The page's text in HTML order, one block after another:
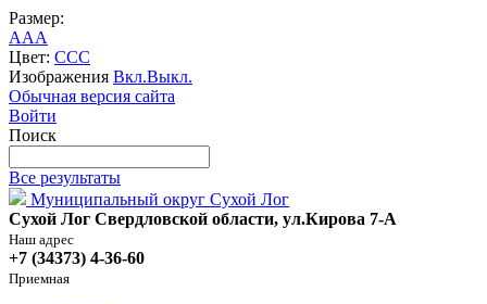
Размер:
AAA
Цвет: CCC
Изображения Вкл.Выкл.
Обычная версия сайта
Войти
Поиск
Все результаты
Муниципальный округ Сухой Лог
Сухой Лог Свердловской области, ул.Кирова 7-А
Наш адрес
+7 (34373) 4-36-60
Приемная